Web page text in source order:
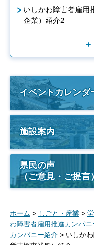
いしかわ障害者雇用
企業）紹介2
イベントカレンダ
施設案内
県民の声
（ご意見・ご提言）
ホーム > しごと・産業 >
わ障害者雇用推進カンパ
カンパニー紹介 > いしか